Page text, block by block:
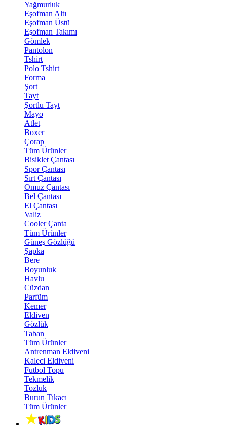
Yağmurluk
Eşofman Altı
Eşofman Üstü
Eşofman Takımı
Gömlek
Pantolon
Tshirt
Polo Tshirt
Forma
Şort
Tayt
Şortlu Tayt
Mayo
Atlet
Boxer
Çorap
Tüm Ürünler
Bisiklet Çantası
Spor Çantası
Sırt Çantası
Omuz Çantası
Bel Çantası
El Çantası
Valiz
Cooler Çanta
Tüm Ürünler
Güneş Gözlüğü
Şapka
Bere
Boyunluk
Havlu
Cüzdan
Parfüm
Kemer
Eldiven
Gözlük
Taban
Tüm Ürünler
Antrenman Eldiveni
Kaleci Eldiveni
Futbol Topu
Tekmelik
Tozluk
Burun Tıkacı
Tüm Ürünler